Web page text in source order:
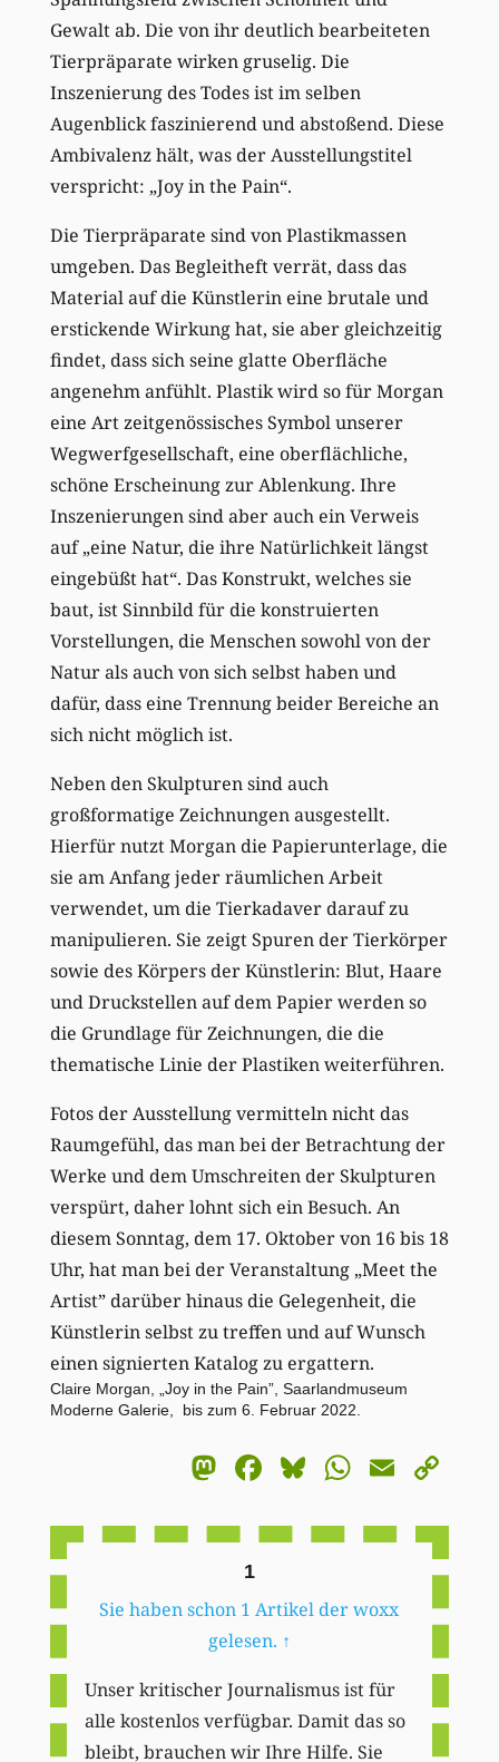
Gewalt ab. Die von ihr deutlich bearbeiteten
Tierpräparate wirken gruselig. Die
Inszenierung des Todes ist im selben
Augenblick faszinierend und abstoßend. Diese
Ambivalenz hält, was der Ausstellungstitel
verspricht: „Joy in the Pain“.
Die Tierpräparate sind von Plastikmassen
umgeben. Das Begleitheft verrät, dass das
Material auf die Künstlerin eine brutale und
erstickende Wirkung hat, sie aber gleichzeitig
findet, dass sich seine glatte Oberfläche
angenehm anfühlt. Plastik wird so für Morgan
eine Art zeitgenössisches Symbol unserer
Wegwerfgesellschaft, eine oberflächliche,
schöne Erscheinung zur Ablenkung. Ihre
Inszenierungen sind aber auch ein Verweis
auf „eine Natur, die ihre Natürlichkeit längst
eingebüßt hat“. Das Konstrukt, welches sie
baut, ist Sinnbild für die konstruierten
Vorstellungen, die Menschen sowohl von der
Natur als auch von sich selbst haben und
dafür, dass eine Trennung beider Bereiche an
sich nicht möglich ist.
Neben den Skulpturen sind auch
großformatige Zeichnungen ausgestellt.
Hierfür nutzt Morgan die Papierunterlage, die
sie am Anfang jeder räumlichen Arbeit
verwendet, um die Tierkadaver darauf zu
manipulieren. Sie zeigt Spuren der Tierkörper
sowie des Körpers der Künstlerin: Blut, Haare
und Druckstellen auf dem Papier werden so
die Grundlage für Zeichnungen, die die
thematische Linie der Plastiken weiterführen.
Fotos der Ausstellung vermitteln nicht das
Raumgefühl, das man bei der Betrachtung der
Werke und dem Umschreiten der Skulpturen
verspürt, daher lohnt sich ein Besuch. An
diesem Sonntag, dem 17. Oktober von 16 bis 18
Uhr, hat man bei der Veranstaltung „Meet the
Artist” darüber hinaus die Gelegenheit, die
Künstlerin selbst zu treffen und auf Wunsch
einen signierten Katalog zu ergattern.
Claire Morgan, „Joy in the Pain”, Saarlandmuseum
Moderne Galerie, bis zum 6. Februar 2022.
Mastodon
Facebook
BlueskyEmail
1
Sie haben schon 1 Artikel der woxx
gelesen. ↑
Unser kritischer Journalismus ist für
alle kostenlos verfügbar. Damit das so
bleibt, brauchen wir Ihre Hilfe. Sie